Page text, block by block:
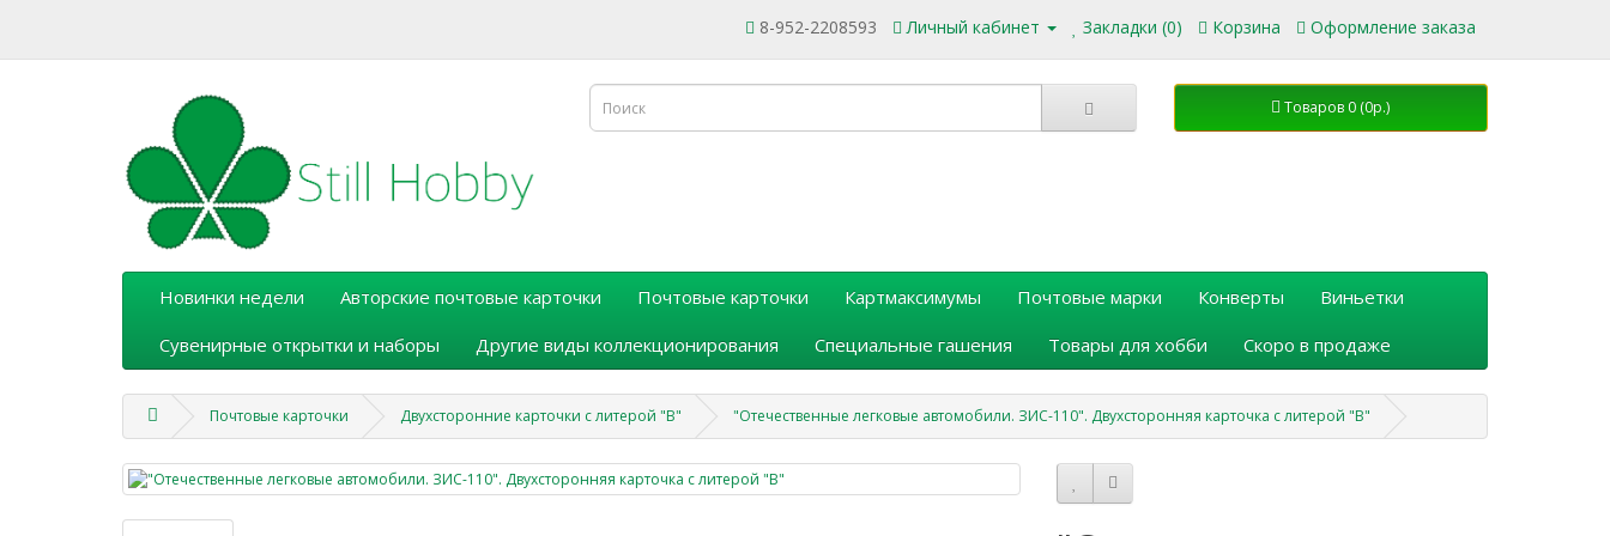
8-952-2208593 Личный кабинет Закладки (0) Корзина Оформление заказа
Товаров 0 (0р.)
Новинки недели Авторские почтовые карточки Почтовые карточки Картмаксимумы Почтовые марки Конверты
Виньетки
Сувенирные открытки и наборы
Другие виды коллекционирования Специальные гашения Товары для хобби Скоро в продаже
Почтовые карточки Двухсторонние карточки с литерой "В" "Отечественные легковые автомобили. ЗИС-110". Двухсторонняя карточка с литерой "В"